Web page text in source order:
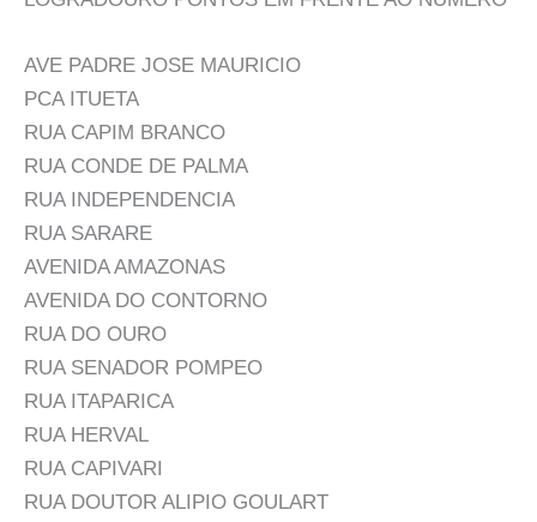
AVE PADRE JOSE MAURICIO
PCA ITUETA
RUA CAPIM BRANCO
RUA CONDE DE PALMA
RUA INDEPENDENCIA
RUA SARARE
AVENIDA AMAZONAS
AVENIDA DO CONTORNO
RUA DO OURO
RUA SENADOR POMPEO
RUA ITAPARICA
RUA HERVAL
RUA CAPIVARI
RUA DOUTOR ALIPIO GOULART